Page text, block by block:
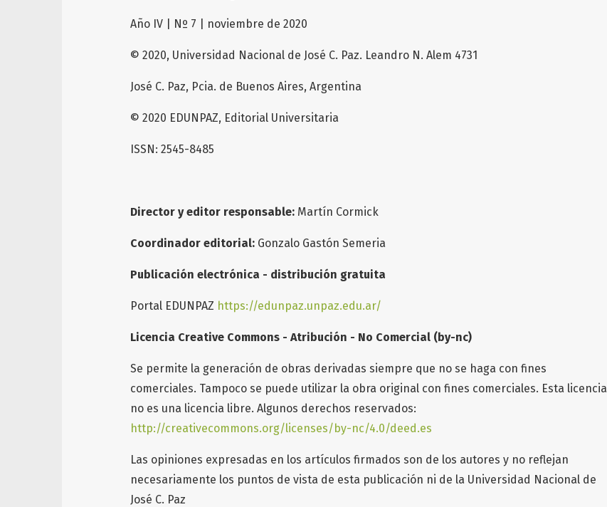
Año IV | Nº 7 | noviembre de 2020
© 2020, Universidad Nacional de José C. Paz. Leandro N. Alem 4731
José C. Paz, Pcia. de Buenos Aires, Argentina
© 2020 EDUNPAZ, Editorial Universitaria
ISSN: 2545-8485
Director y editor responsable: Martín Cormick
Coordinador editorial: Gonzalo Gastón Semeria
Publicación electrónica - distribución gratuita
Portal EDUNPAZ https://edunpaz.unpaz.edu.ar/
Licencia Creative Commons - Atribución - No Comercial (by-nc)
Se permite la generación de obras derivadas siempre que no se haga con fines
comerciales. Tampoco se puede utilizar la obra original con fines comerciales. Esta licencia
no es una licencia libre. Algunos derechos reservados:
http://creativecommons.org/licenses/by-nc/4.0/deed.es
Las opiniones expresadas en los artículos firmados son de los autores y no reflejan
necesariamente los puntos de vista de esta publicación ni de la Universidad Nacional de
José C. Paz